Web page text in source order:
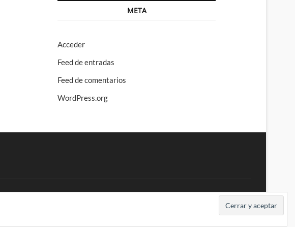
META
Acceder
Feed de entradas
Feed de comentarios
WordPress.org